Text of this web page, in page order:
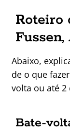
Roteiro
Abaixo,
de o que
volta ou até 2
Bate-